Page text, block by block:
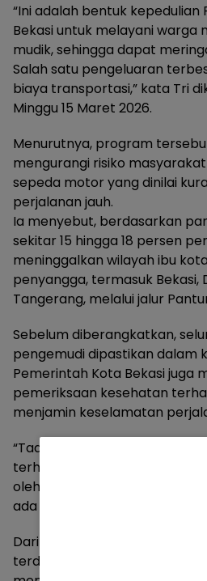
“Ini adalah bentuk kepedulian
Bekasi untuk melayani warga
mudik, sehingga dapat
Salah satu pengeluaran
biaya transportasi,” kata Tri
Minggu 15 Maret 2026.
Menurutnya, program
mengurangi risiko
sepeda motor yang dinilai
perjalanan jauh.
Ia menyebut, berdasarkan
sekitar 15 hingga 18 persen
meninggalkan wilayah ibu
penyangga, termasuk Bekasi,
Tangerang, melalui jalur
Sebelum diberangkatkan,
pengemudi dipastikan dalam
Pemerintah Kota Bekasi juga
pemeriksaan kesehatan
menjamin keselamatan
“Tadi sudah dilakukan
terhadap 59 pengemudi.
oleh dua pengemudi, dan
ada juga pendamping,” ujarnya.
Dari hasil pemeriksaan
terdapat satu pengemudi